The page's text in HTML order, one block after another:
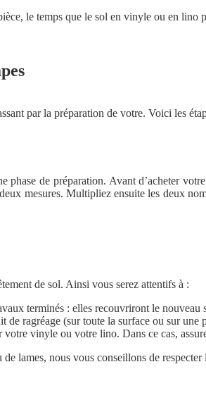
le temps que le sol en vinyle ou en lino
par la préparation de votre. Voici les
de préparation. Avant d’acheter
mesures. Multipliez ensuite les deux
de sol. Ainsi vous serez attentifs à :
terminés : elles recouvriront le nouveau
de ragréage (sur toute la surface ou sur une
vinyle ou votre lino. Dans ce cas,
lames, nous vous conseillons de respecter